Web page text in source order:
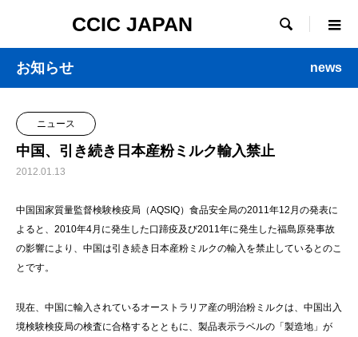
CCIC JAPAN 
お知らせ news
ニュース
中国、引き続き日本産粉ミルク輸入禁止
2012.01.13
中国国家質量監督検験検疫局（AQSIQ）食品安全局の2011年12月の発表に
よると、2010年4月に発生した口蹄疫及び2011年に発生した福島原発事故
の影響により、中国は引き続き日本産粉ミルクの輸入を禁止しているとのこ
とです。
現在、中国に輸入されているオーストラリア産の明治粉ミルクは、中国出入
境検験検疫局の検査に合格するとともに、製品表示ラベルの「製造地」が